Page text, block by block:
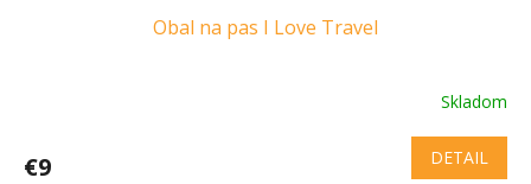
Obal na pas I Love Travel
Skladom
€9 DETAIL